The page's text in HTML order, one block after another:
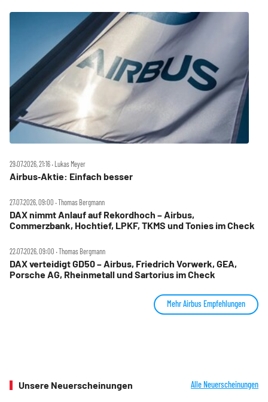
29.07.2026, 21:16 ‧ Lukas Meyer
Airbus‑Aktie: Einfach besser
27.07.2026, 09:00 ‧ Thomas Bergmann
DAX nimmt Anlauf auf Rekordhoch – Airbus,
Commerzbank, Hochtief, LPKF, TKMS und Tonies im Check
22.07.2026, 09:00 ‧ Thomas Bergmann
DAX verteidigt GD50 – Airbus, Friedrich Vorwerk, GEA,
Porsche AG, Rheinmetall und Sartorius im Check
Mehr Airbus Empfehlungen
Unsere Neuerscheinungen Alle Neuerscheinungen